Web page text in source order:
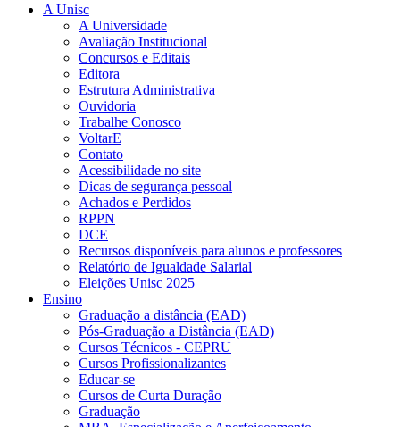
A Unisc
A Universidade
Avaliação Institucional
Concursos e Editais
Editora
Estrutura Administrativa
Ouvidoria
Trabalhe Conosco
VoltarE
Contato
Acessibilidade no site
Dicas de segurança pessoal
Achados e Perdidos
RPPN
DCE
Recursos disponíveis para alunos e professores
Relatório de Igualdade Salarial
Eleições Unisc 2025
Ensino
Graduação a distância (EAD)
Pós-Graduação a Distância (EAD)
Cursos Técnicos - CEPRU
Cursos Profissionalizantes
Educar-se
Cursos de Curta Duração
Graduação